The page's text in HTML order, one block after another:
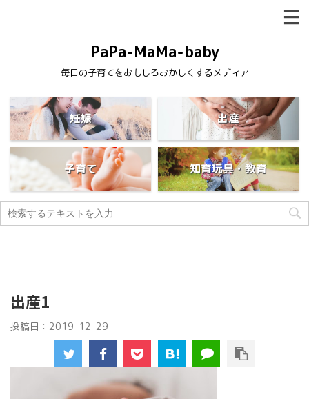
PaPa-MaMa-baby
毎日の子育てをおもしろおかしくするメディア
妊娠 出産
子育て 知育玩具・教育
出産1
投稿日： 2019-12-29